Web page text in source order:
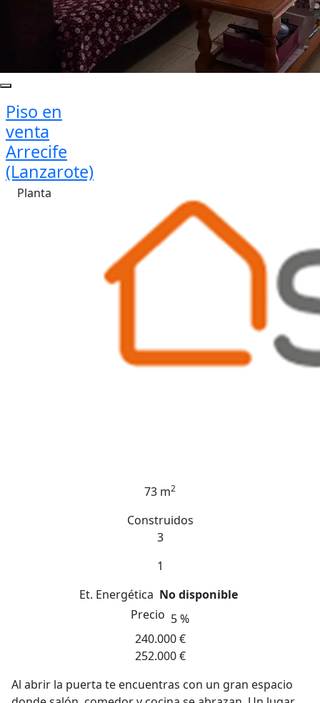
Piso en
venta
Arrecife
(Lanzarote)
Planta
73 m2
Construidos
3
1
Et. Energética No disponible
Precio 5 %
240.000 €
252.000 €
Al abrir la puerta te encuentras con un gran espacio